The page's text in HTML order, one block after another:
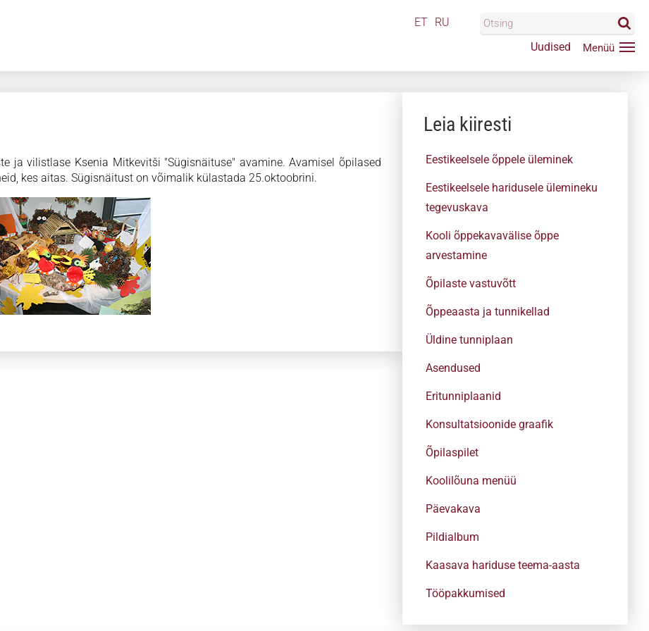
ET RU
Uudised
ja vilistlase Ksenia Mitkevitši "Sügisnäituse" avamine. Avamisel õpilased
kes aitas. Sügisnäitust on võimalik külastada 25.oktoobrini.
Leia kiiresti
Eestikeelsele õppele üleminek
Eestikeelsele haridusele ülemineku
tegevuskava
Kooli õppekavavälise õppe
arvestamine
Õpilaste vastuvõtt
Õppeaasta ja tunnikellad
Üldine tunniplaan
Asendused
Eritunniplaanid
Konsultatsioonide graafik
Õpilaspilet
Koolilõuna menüü
Päevakava
Pildialbum
Kaasava hariduse teema-aasta
Tööpakkumised